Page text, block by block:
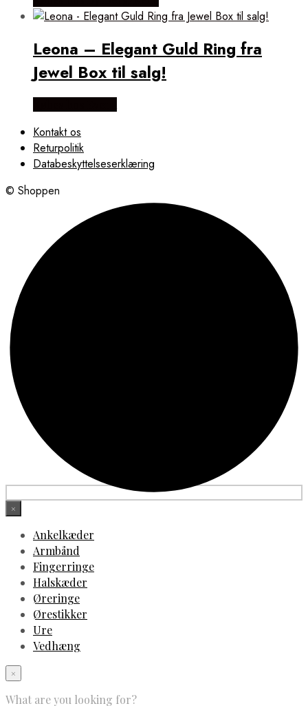
Leona – Elegant Guld Ring fra
Jewel Box til salg!
Kontakt os
Returpolitik
Databeskyttelseserklæring
© Shoppen
×
Ankelkæder
Armbånd
Fingerringe
Halskæder
Øreringe
Ørestikker
Ure
Vedhæng
×
What are you looking for?